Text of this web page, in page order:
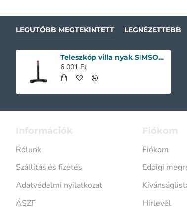
LEGUTÓBB MEGTEKINTETT LEGNÉZETTEBB
Teleszkóp villa nyak SIMSON ROLLER SR-50
6 001 Ft
Információk
Rólunk
Szállítás és fizetés
Adatvédelmi nyilatkozat
ÁSZF
Fiókom
Fiókom
Eddigi
Hírlevél